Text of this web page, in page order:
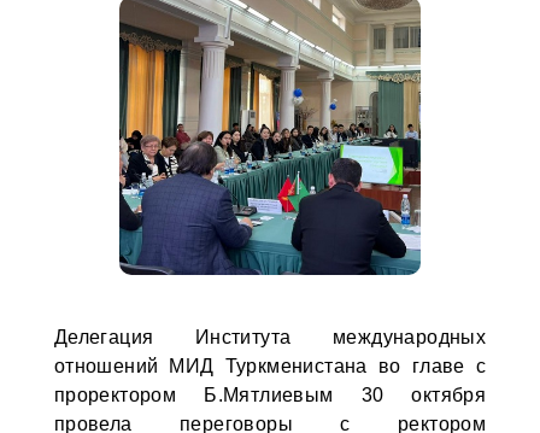
Делегация Института международных
отношений МИД Туркменистана во главе с
проректором Б.Мятлиевым 30 октября
провела переговоры с ректором